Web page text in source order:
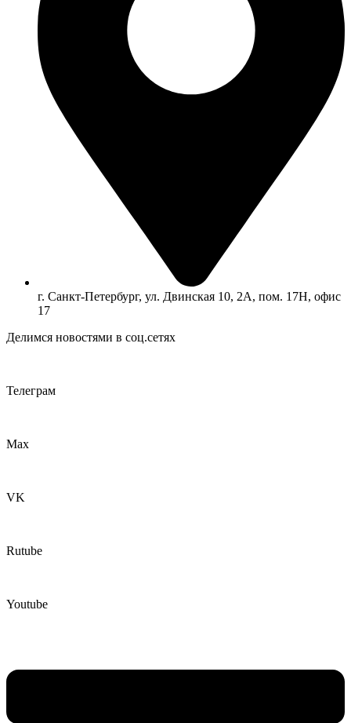
г. Санкт-Петербург, ул. Двинская 10, 2А, пом. 17Н, офис
17
Делимся новостями в соц.сетях
Телеграм
Max
VK
Rutube
Youtube